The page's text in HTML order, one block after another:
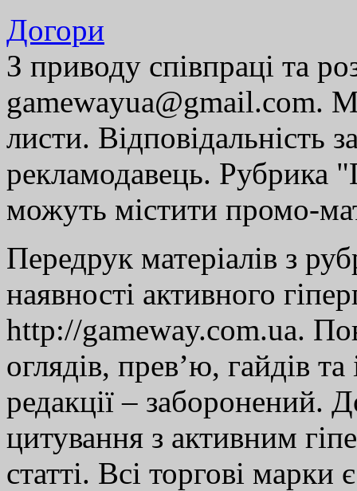
Догори
З приводу співпраці та
gamewayua@gmail.com.
листи. Відповідальність
рекламодавець. Рубрика
можуть містити промо-
Передрук матеріалів з
наявності активного
http://gameway.com.ua.
оглядів, прев’ю, гайдів
редакції – заборонений.
цитування з активним
статті. Всі торгові марки